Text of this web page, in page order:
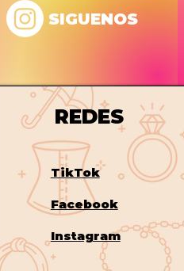
SIGUENOS
REDES
TikTok
Facebook
Instagram